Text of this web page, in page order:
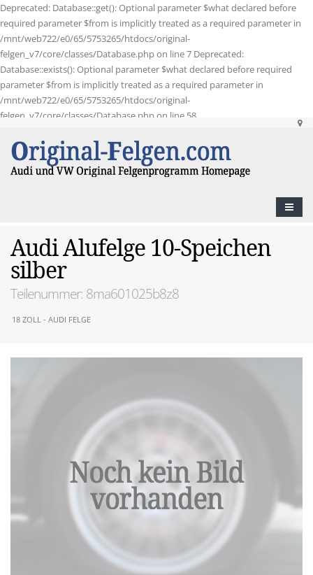
Deprecated: Database::get(): Optional parameter $what declared before
required parameter $from is implicitly treated as a required parameter in
/mnt/web722/e0/65/5753265/htdocs/original-
felgen_v7/core/classes/Database.php on line 7 Deprecated:
Database::exists(): Optional parameter $what declared before required
parameter $from is implicitly treated as a required parameter in
/mnt/web722/e0/65/5753265/htdocs/original-
felgen_v7/core/classes/Database.php on line 58
Audi Alufelge 10-Speichen
silber
Teilenummer: 8ma601025b8z8
18 ZOLL - AUDI FELGE